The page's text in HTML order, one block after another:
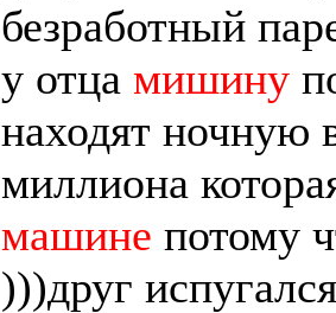
безработный
у отца мишину
находят ночную
миллиона
машине потому
)))друг